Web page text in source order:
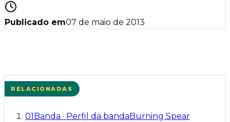
Publicado em07 de maio de 2013
RELACIONADAS
01 Banda · Perfil da banda Burning Spear